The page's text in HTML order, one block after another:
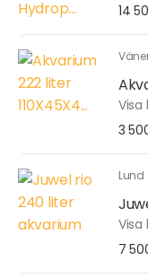
14
Visa
3
Lund
Visa
7